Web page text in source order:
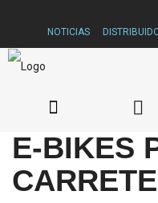
NOTICIAS
E-BIKES